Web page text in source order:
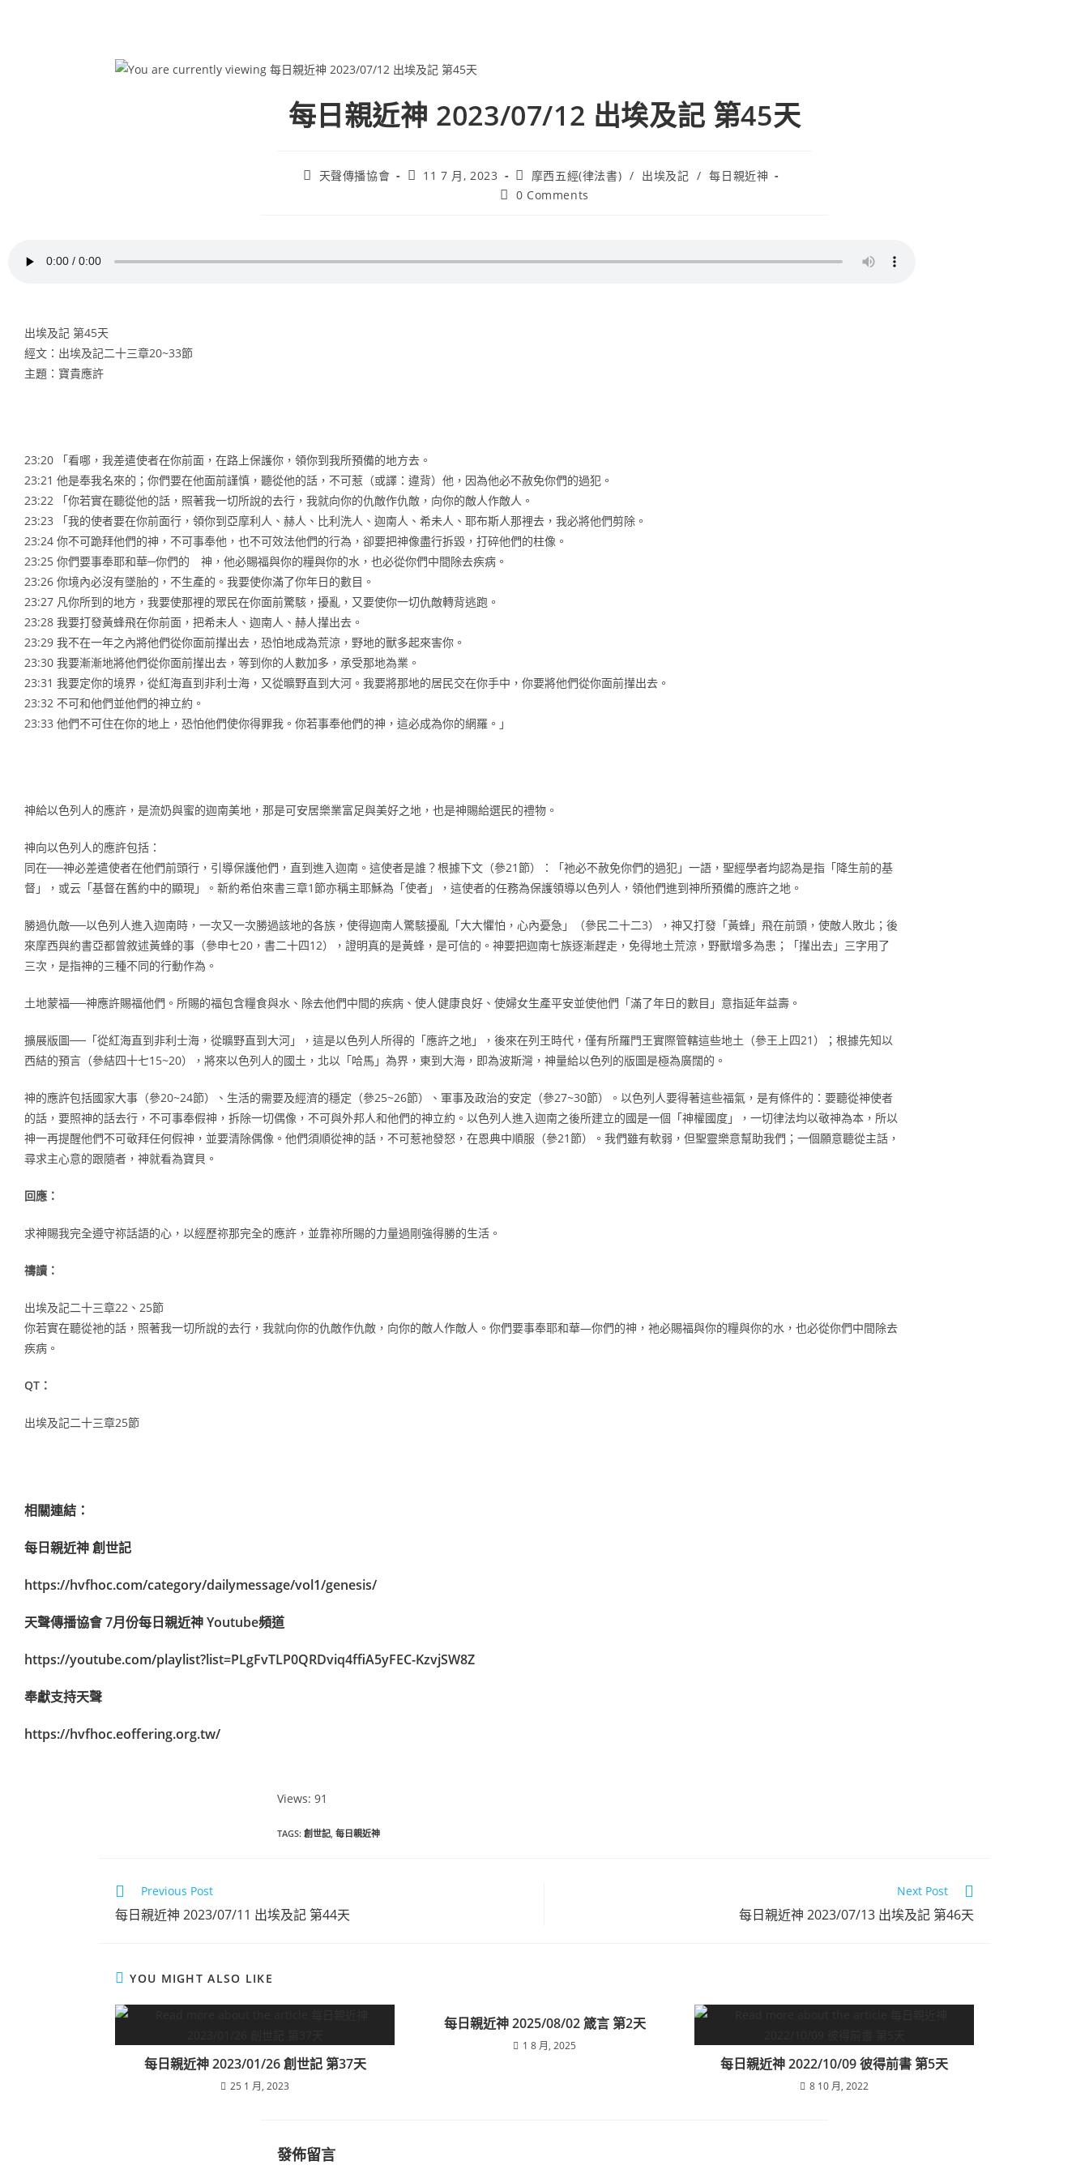
每日親近神 2023/07/12 出埃及記 第45天
天聲傳播協會 11 7 月, 2023 摩西五經(律法書) / 出埃及記 / 每日親近神
0 Comments
出埃及記 第45天
經文：出埃及記二十三章20~33節
主題：寶貴應許
23:20 「看哪，我差遣使者在你前面，在路上保護你，領你到我所預備的地方去。
23:21 他是奉我名來的；你們要在他面前謹慎，聽從他的話，不可惹（或譯：違背）他，因為他必不赦免你們的過犯。
23:22 「你若實在聽從他的話，照著我一切所說的去行，我就向你的仇敵作仇敵，向你的敵人作敵人。
23:23 「我的使者要在你前面行，領你到亞摩利人、赫人、比利洗人、迦南人、希未人、耶布斯人那裡去，我必將他們剪除。
23:24 你不可跪拜他們的神，不可事奉他，也不可效法他們的行為，卻要把神像盡行拆毀，打碎他們的柱像。
23:25 你們要事奉耶和華─你們的 神，他必賜福與你的糧與你的水，也必從你們中間除去疾病。
23:26 你境內必沒有墜胎的，不生產的。我要使你滿了你年日的數目。
23:27 凡你所到的地方，我要使那裡的眾民在你面前驚駭，擾亂，又要使你一切仇敵轉背逃跑。
23:28 我要打發黃蜂飛在你前面，把希未人、迦南人、赫人攆出去。
23:29 我不在一年之內將他們從你面前攆出去，恐怕地成為荒涼，野地的獸多起來害你。
23:30 我要漸漸地將他們從你面前攆出去，等到你的人數加多，承受那地為業。
23:31 我要定你的境界，從紅海直到非利士海，又從曠野直到大河。我要將那地的居民交在你手中，你要將他們從你面前攆出去。
23:32 不可和他們並他們的神立約。
23:33 他們不可住在你的地上，恐怕他們使你得罪我。你若事奉他們的神，這必成為你的網羅。」
神給以色列人的應許，是流奶與蜜的迦南美地，那是可安居樂業富足與美好之地，也是神賜給選民的禮物。
神向以色列人的應許包括：
同在──神必差遣使者在他們前頭行，引導保護他們，直到進入迦南。這使者是誰？根據下文（參21節）：「祂必不赦免你們的過犯」一語，聖經學者均認為是指「降生前的基
督」，或云「基督在舊約中的顯現」。新約希伯來書三章1節亦稱主耶穌為「使者」，這使者的任務為保護領導以色列人，領他們進到神所預備的應許之地。
勝過仇敵──以色列人進入迦南時，一次又一次勝過該地的各族，使得迦南人驚駭擾亂「大大懼怕，心內憂急」（參民二十二3），神又打發「黃蜂」飛在前頭，使敵人敗北；後
來摩西與約書亞都曾敘述黃蜂的事（參申七20，書二十四12），證明真的是黃蜂，是可信的。神要把迦南七族逐漸趕走，免得地土荒涼，野獸增多為患；「攆出去」三字用了
三次，是指神的三種不同的行動作為。
土地蒙福──神應許賜福他們。所賜的福包含糧食與水、除去他們中間的疾病、使人健康良好、使婦女生產平安並使他們「滿了年日的數目」意指延年益壽。
擴展版圖──「從紅海直到非利士海，從曠野直到大河」，這是以色列人所得的「應許之地」，後來在列王時代，僅有所羅門王實際管轄這些地土（參王上四21）；根據先知以
西結的預言（參結四十七15~20），將來以色列人的國土，北以「哈馬」為界，東到大海，即為波斯灣，神量給以色列的版圖是極為廣闊的。
神的應許包括國家大事（參20~24節）、生活的需要及經濟的穩定（參25~26節）、軍事及政治的安定（參27~30節）。以色列人要得著這些福氣，是有條件的：要聽從神使者
的話，要照神的話去行，不可事奉假神，拆除一切偶像，不可與外邦人和他們的神立約。以色列人進入迦南之後所建立的國是一個「神權國度」，一切律法均以敬神為本，所以
神一再提醒他們不可敬拜任何假神，並要清除偶像。他們須順從神的話，不可惹祂發怒，在恩典中順服（參21節）。我們雖有軟弱，但聖靈樂意幫助我們；一個願意聽從主話，
尋求主心意的跟隨者，神就看為寶貝。
回應：
求神賜我完全遵守祢話語的心，以經歷祢那完全的應許，並靠祢所賜的力量過剛強得勝的生活。
禱讀：
出埃及記二十三章22、25節
你若實在聽從祂的話，照著我一切所說的去行，我就向你的仇敵作仇敵，向你的敵人作敵人。你們要事奉耶和華―你們的神，祂必賜福與你的糧與你的水，也必從你們中間除去
疾病。
QT：
出埃及記二十三章25節
相關連結：
每日親近神 創世記
https://hvfhoc.com/category/dailymessage/vol1/genesis/
天聲傳播協會 7月份每日親近神 Youtube頻道
https://youtube.com/playlist?list=PLgFvTLP0QRDviq4ffiA5yFEC-KzvjSW8Z
奉獻支持天聲
https://hvfhoc.eoffering.org.tw/
Views: 91
TAGS: 創世記 每日親近神
Previous Post
每日親近神 2023/07/11 出埃及記 第44天
Next Post
每日親近神 2023/07/13 出埃及記 第46天
YOU MIGHT ALSO LIKE
每日親近神 2023/01/26 創世記 第37天
25 1 月, 2023
每日親近神 2025/08/02 箴言 第2天
1 8 月, 2025
每日親近神 2022/10/09 彼得前書 第5天
8 10 月, 2022
發佈留言